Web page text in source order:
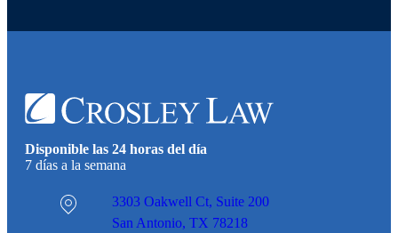
Disponible las 24 horas del día
7 días a la semana
3303 Oakwell Ct, Suite 200
San Antonio, TX 78218